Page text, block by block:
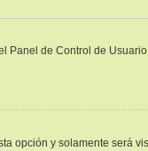
Panel de Control de
opción y solamente será